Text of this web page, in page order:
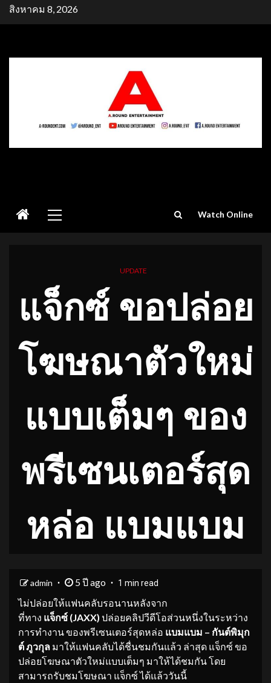
Skipสิงหาคม 8, 2026
Menu
Watch Online
UPDATE
แจ็กซ์ ขอปล่อย
โฆษณาตัวใหม่
แบบเต็มๆ ของ
พรีเซนเตอร์สุด
หล่อ แบมแบม
admin 5 ปี ago 1 min read
ไม่ปล่อยให้แฟนคลับรอนานหลังจาก
ที่ทาง แจ็กซ์ (JAXX) ปล่อยคลิปวีดีโอส่วนหนึ่งในระหว่าง
การทำงาน ของพรีเซนเตอร์สุดหล่อ แบมแบม – กันต์พิมุก
ต์ภูวกุล มาให้แฟนคลับได้ชื่นชมกันแล้ว ล่าสุด แจ็กซ์ ขอ
ปล่อยโฆษณาตัวใหม่แบบเต็มๆ มาให้ได้ชมกัน โดย
สามารถรับชมโฆษณา แจ็กซ์ ได้แล้ววันนี้